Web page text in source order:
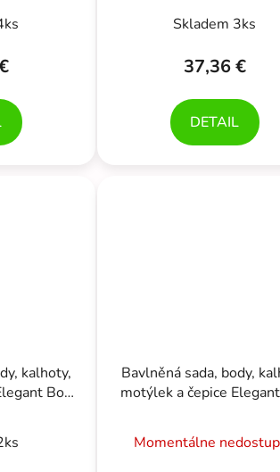
hořčicová
Skladem 3ks
37,36 €
DETAIL
kalhoty,
Boy
Bavlněná sada, body,
motýlek a čepice
Momentálne